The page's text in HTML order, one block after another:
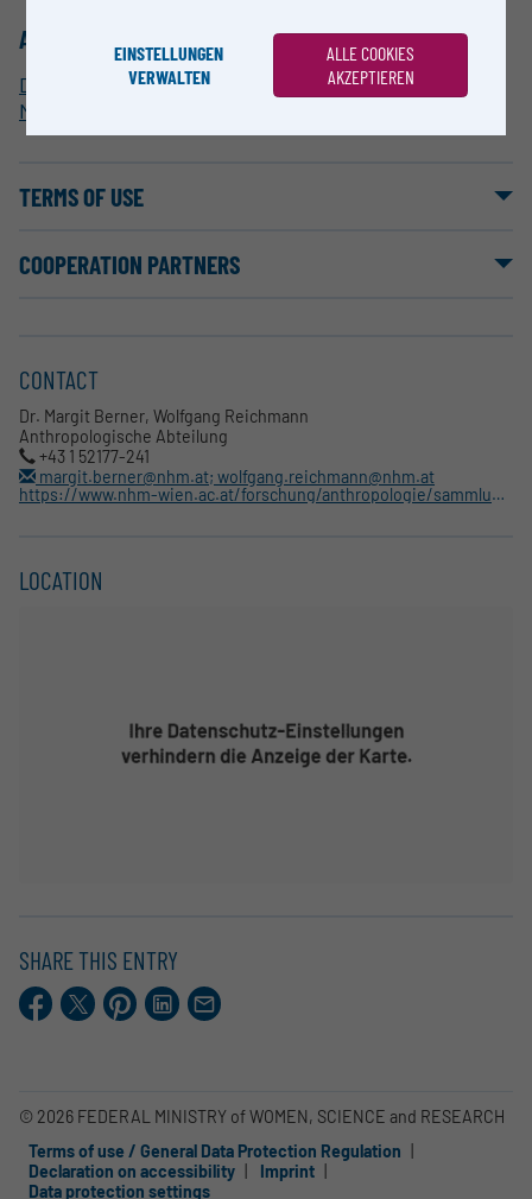
ALLOCATION TO RESEARCH INFRASTRUCTURE
Department of Anthropology, Natural History
Museum Vienna
TERMS OF USE
COOPERATION PARTNERS
CONTACT
Dr. Margit Berner, Wolfgang Reichmann
Anthropologische Abteilung
+43 1 52177-241
margit.berner@nhm.at; wolfgang.reichmann@nhm.at
https://www.nhm-wien.ac.at/forschung/anthropologie/sammlungen/fotothek
LOCATION
SHARE THIS ENTRY
Facebook
X.comPinterestLinkedIn
E-
Mail
© 2026 FEDERAL MINISTRY of WOMEN, SCIENCE and RESEARCH
Terms of use / General Data Protection Regulation
Declaration on accessibility
Imprint
Data protection settings
EINSTELLUNGEN
VERWALTEN
ALLE COOKIES
AKZEPTIEREN